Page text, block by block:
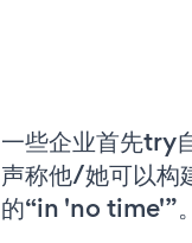
一些企业首先
声称他/她可以
的“in 'no time'”。